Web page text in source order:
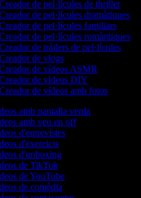
de pel·lícules de thriller
de pel·lícules dramàtiques
de pel·lícules familiars
de pel·lícules romàntiques
de tràilers de pel·lícules
de vlogs
de vídeos ASMR
de vídeos DIY
de vídeos amb fotos
amb pantalla verda
amb veu en off
d'entrevistes
d'exercicis
d'unboxing
de TikTok
de YouTube
de comèdia